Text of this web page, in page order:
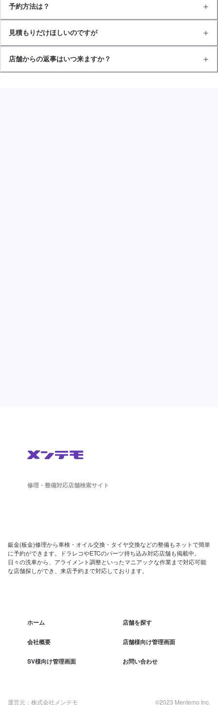
予約方法は？
見積もりだけほしいのですが
店舗からの返事はいつ来ますか？
修理・整備対応店舗検索サイト
鈑金(板金)修理から車検・オイル交換・タイヤ交換などの整備もネットで簡単
に予約ができます。ドラレコやETCのパーツ持ち込み対応店舗も掲載中。
日々の洗車から、アライメント調整といったマニアックな作業まで対応可能
な店舗探しができ、来店予約まで対応しております。
ホーム 店舗を探す
会社概要 店舗様向け管理画面
SV様向け管理画面 お問い合わせ
運営元：株式会社メンテモ ©2023 Mentemo Inc.